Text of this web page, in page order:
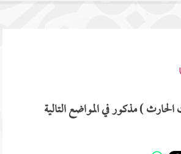
) مذكور في المواضع التالية